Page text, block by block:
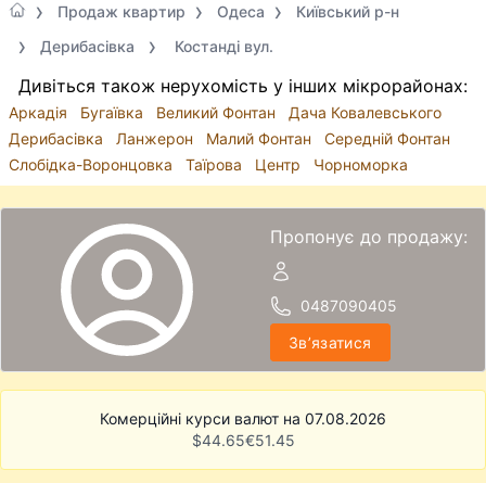
Продаж квартир Одеса
Київський р-н
Дерибасівка
Костанді вул.
Дивіться також нерухомість у інших мікрорайонах:
Аркадія Бугаївка Великий Фонтан
Дача Ковалевського
Дерибасівка
Ланжерон Малий Фонтан
Середній Фонтан
Слобідка-Воронцовка
Таїрова Центр Чорноморка
Пропонує до продажу:
0487090405
Звʼязатися
Комерційні курси валют на 07.08.2026
$44.65€51.45